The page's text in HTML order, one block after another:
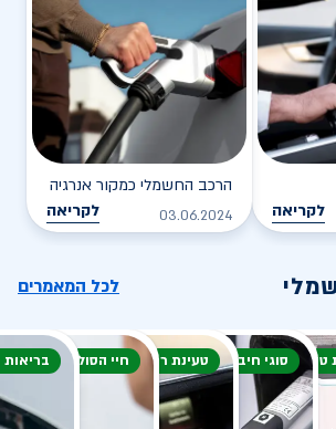
לקריאה
הרכב החשמלי כמקור אנרגיה
03.06.2024 לקריאה
לכל המאמרים
סוגי חיבור טעינת רכב חשמליחיי הסוללה